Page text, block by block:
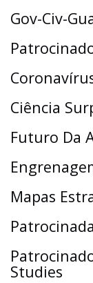
Gov-Civ-
Ciência
Futuro Da
Mapas
Studies